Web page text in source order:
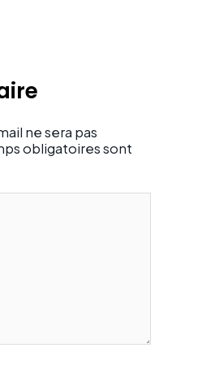
ne sera pas
obligatoires sont